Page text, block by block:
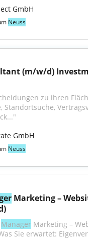
GmbH
Neuss
(m/w/d)
zu ihren
GmbH
Neuss
Marketing –
Manager Marketing –
Sie erwartet: